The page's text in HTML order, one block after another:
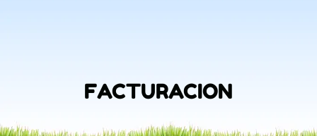
FACTURACION